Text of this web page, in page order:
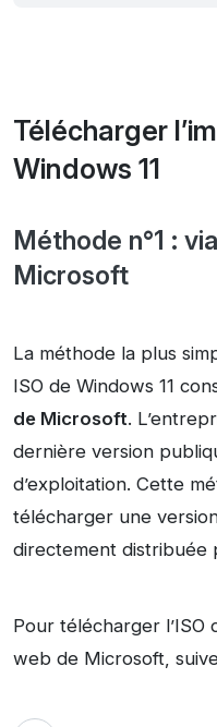
Télécharger
Windows 11
Méthode n°1 :
Microsoft
La méthode la plus
ISO de Windows 11
de Microsoft.
dernière version
d’exploitation. Cette
télécharger une
directement distribuée
Pour télécharger l’ISO
web de Microsoft,